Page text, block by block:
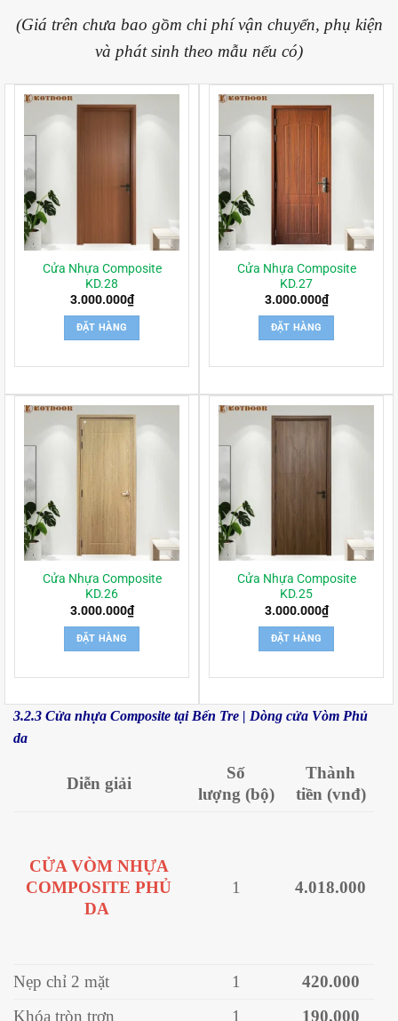
(Giá trên chưa bao gồm chi phí vận chuyển, phụ kiện
và phát sinh theo mẫu nếu có)
Cửa Nhựa Composite
KD.28
3.000.000₫
ĐẶT HÀNG
Cửa Nhựa Composite
KD.27
3.000.000₫
ĐẶT HÀNG
Cửa Nhựa Composite
KD.26
3.000.000₫
ĐẶT HÀNG
Cửa Nhựa Composite
KD.25
3.000.000₫
ĐẶT HÀNG
3.2.3 Cửa nhựa Composite tại Bến Tre | Dòng cửa Vòm Phủ
da
Diễn giải
Số
lượng (bộ)
Thành
tiền (vnđ)
CỬA VÒM NHỰA
COMPOSITE PHỦ
DA
1 4.018.000
Nẹp chỉ 2 mặt 1
420.000
Khóa tròn trơn
1
190.000